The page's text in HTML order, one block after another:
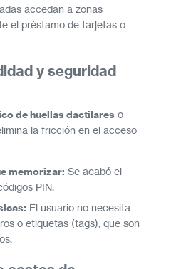
accedan a zonas
el préstamo de tarjetas o
y seguridad
de huellas dactilares o
la fricción en el acceso
memorizar: Se acabó el
PIN.
El usuario no necesita
o etiquetas (tags), que son